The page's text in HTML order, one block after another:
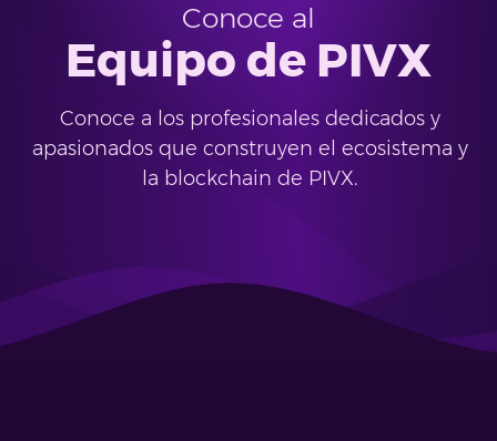
Conoce al
Equipo de PIVX
Conoce a los profesionales dedicados y
apasionados que construyen el ecosistema y
la blockchain de PIVX.